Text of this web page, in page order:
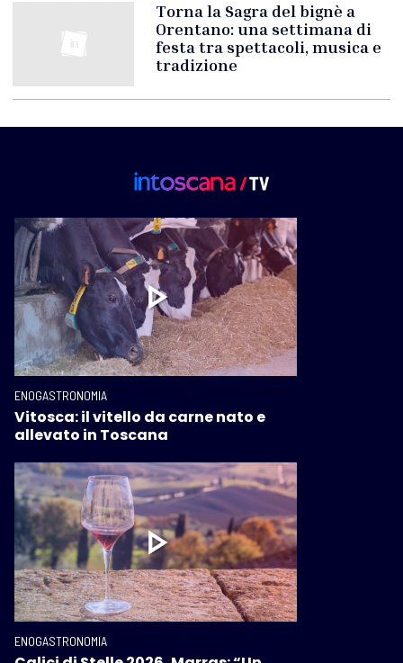
Torna la Sagra del bignè a
Orentano: una settimana di
festa tra spettacoli, musica e
tradizione
ENOGASTRONOMIA
Vitosca: il vitello da carne nato e
allevato in Toscana
ENOGASTRONOMIA